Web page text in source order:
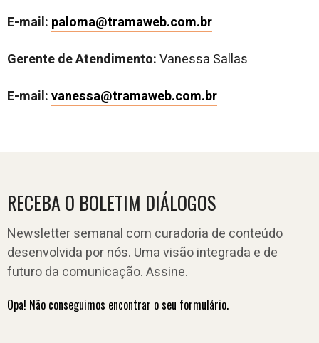
E-mail: paloma@tramaweb.com.br
Gerente de Atendimento:Vanessa Sallas
E-mail:vanessa@tramaweb.com.br
RECEBA O BOLETIM DIÁLOGOS
Newsletter semanal com curadoria de conteúdo
desenvolvida por nós. Uma visão integrada e de
futuro da comunicação. Assine.
Opa! Não conseguimos encontrar o seu formulário.